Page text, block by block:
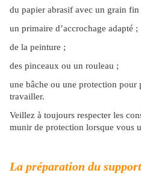
du papier abrasif avec un grain fin
un primaire d’accrochage adapté ;
de la peinture ;
des pinceaux ou un rouleau ;
une bâche ou une protection pour
travailler.
Veillez à toujours respecter les
munir de protection lorsque vous
La préparation du support